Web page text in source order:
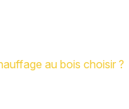
au bois choisir ?